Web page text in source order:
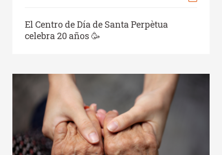
El Centro de Día de Santa Perpètua
celebra 20 años 🥳